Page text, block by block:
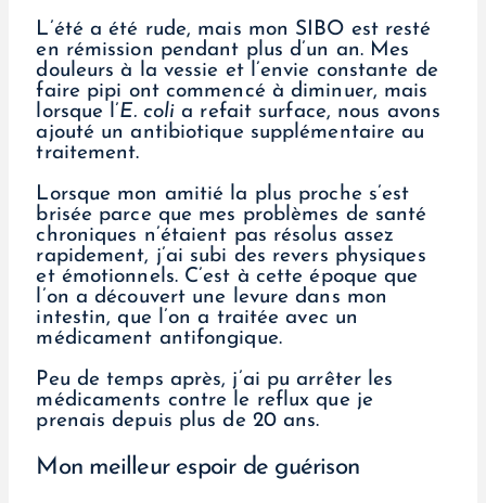
L’été a été rude, mais mon SIBO est resté
en rémission pendant plus d’un an. Mes
douleurs à la vessie et l’envie constante de
faire pipi ont commencé à diminuer, mais
lorsque l’E. coli a refait surface, nous avons
ajouté un antibiotique supplémentaire au
traitement.
Lorsque mon amitié la plus proche s’est
brisée parce que mes problèmes de santé
chroniques n’étaient pas résolus assez
rapidement, j’ai subi des revers physiques
et émotionnels. C’est à cette époque que
l’on a découvert une levure dans mon
intestin, que l’on a traitée avec un
médicament antifongique.
Peu de temps après, j’ai pu arrêter les
médicaments contre le reflux que je
prenais depuis plus de 20 ans.
Mon meilleur espoir de guérison